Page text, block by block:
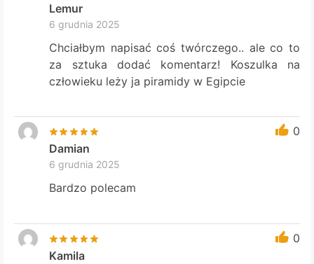
Lemur
6 grudnia 2025
Chciałbym napisać coś twórczego.. ale co to
za sztuka dodać komentarz! Koszulka na
człowieku leży ja piramidy w Egipcie
0
Damian
6 grudnia 2025
Bardzo polecam
0
Kamila